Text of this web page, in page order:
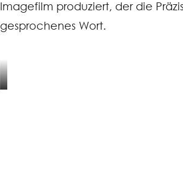
Imagefilm produziert, der die
gesprochenes Wort.